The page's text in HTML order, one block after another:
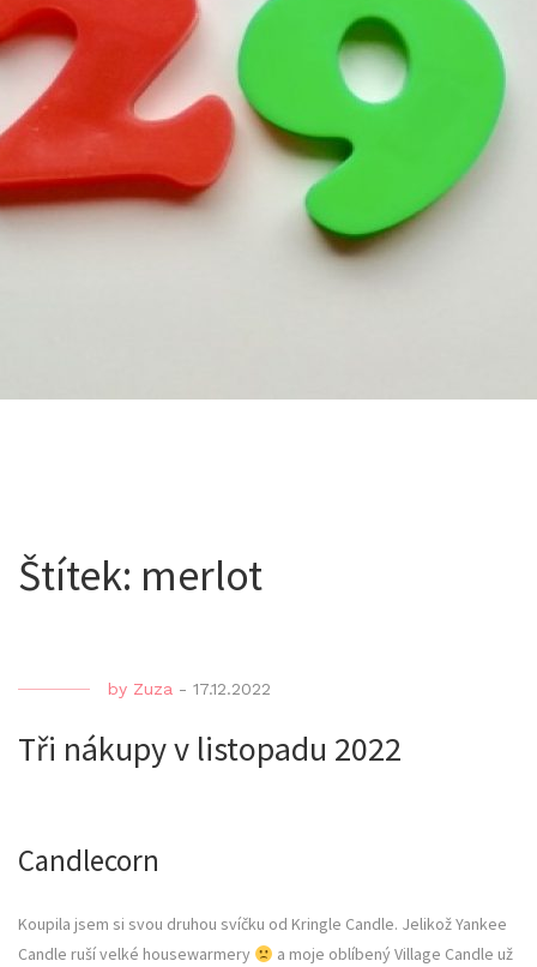
Štítek: merlot
by Zuza - 17.12.2022
Tři nákupy v listopadu 2022
Candlecorn
Koupila jsem si svou druhou svíčku od Kringle Candle. Jelikož Yankee
Candle ruší velké housewarmery
a moje oblíbený Village Candle už